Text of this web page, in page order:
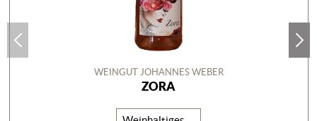
WEINGUT JOHANNES WEBER
ZORA